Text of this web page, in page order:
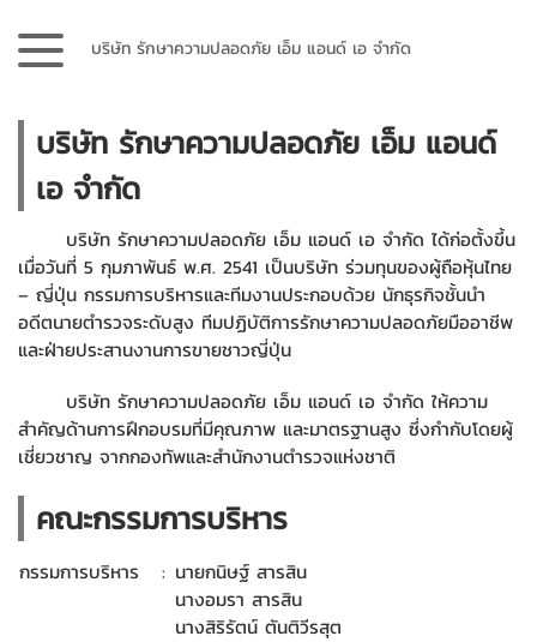
บริษัท รักษาความปลอดภัย เอ็ม แอนด์ เอ จำกัด
บริษัท รักษาความปลอดภัย เอ็ม แอนด์
เอ จำกัด
บริษัท รักษาความปลอดภัย เอ็ม แอนด์ เอ จำกัด ได้ก่อตั้งขึ้น
เมื่อวันที่ 5 กุมภาพันธ์ พ.ศ. 2541 เป็นบริษัท ร่วมทุนของผู้ถือหุ้นไทย
– ญี่ปุ่น กรรมการบริหารและทีมงานประกอบด้วย นักธุรกิจชั้นนำ
อดีตนายตำรวจระดับสูง ทีมปฏิบัติการรักษาความปลอดภัยมืออาชีพ
และฝ่ายประสานงานการขายชาวญี่ปุ่น
บริษัท รักษาความปลอดภัย เอ็ม แอนด์ เอ จำกัด ให้ความ
สำคัญด้านการฝึกอบรมที่มีคุณภาพ และมาตรฐานสูง ซึ่งกำกับโดยผู้
เชี่ยวชาญ จากกองทัพและสำนักงานตำรวจแห่งชาติ
คณะกรรมการบริหาร
กรรมการบริหาร : นายกนิษฐ์ สารสิน
นางอมรา สารสิน
นางสิริรัตน์ ตันติวีรสุต